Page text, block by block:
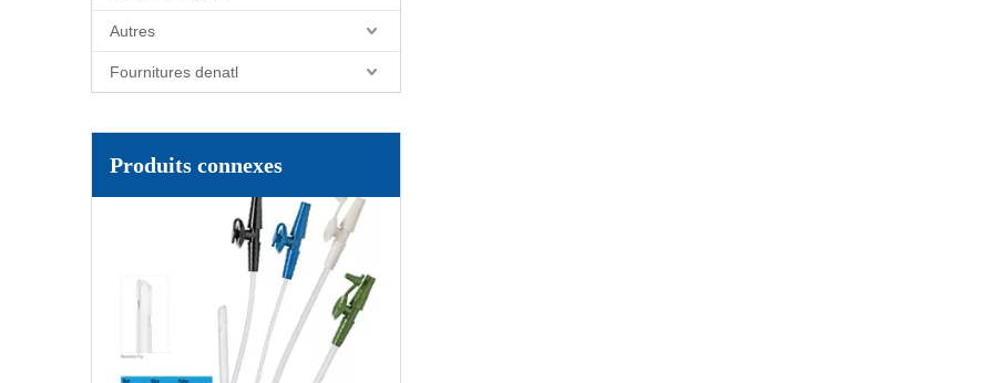
Autres
Fournitures denatl
Produits connexes